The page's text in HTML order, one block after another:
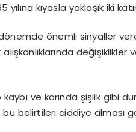
kıyasla yaklaşık iki
önemli sinyaller
alışkanlıklarında
ve karında şişlik gibi
belirtileri ciddiye alması